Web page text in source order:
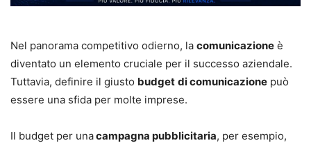
Nel panorama competitivo odierno, la comunicazione è
diventato un elemento cruciale per il successo aziendale.
Tuttavia, definire il giusto budget di comunicazione può
essere una sfida per molte imprese.
Il budget per unacampagna pubblicitaria, per esempio,